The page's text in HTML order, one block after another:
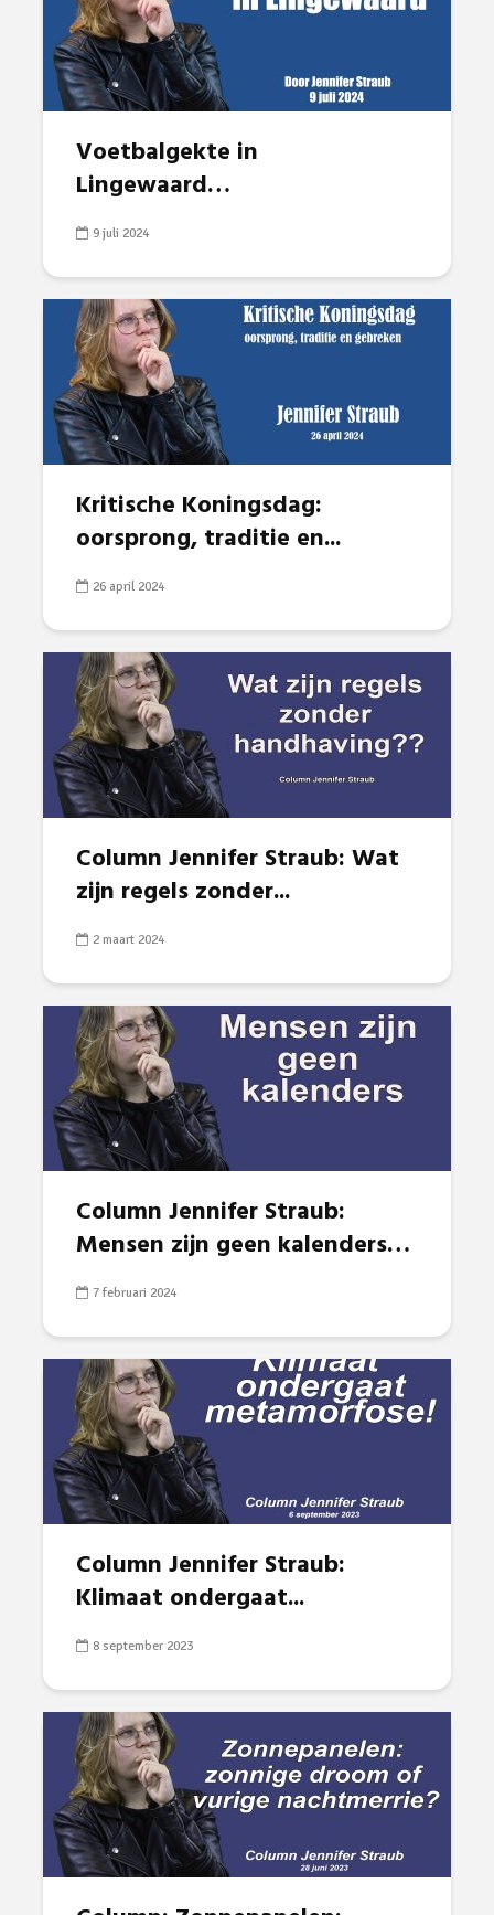
Voetbalgekte in
Lingewaard…
9 juli 2024
Kritische Koningsdag:
oorsprong, traditie en...
26 april 2024
Column Jennifer Straub: Wat
zijn regels zonder...
2 maart 2024
Column Jennifer Straub:
Mensen zijn geen kalenders…
7 februari 2024
Column Jennifer Straub:
Klimaat ondergaat...
8 september 2023